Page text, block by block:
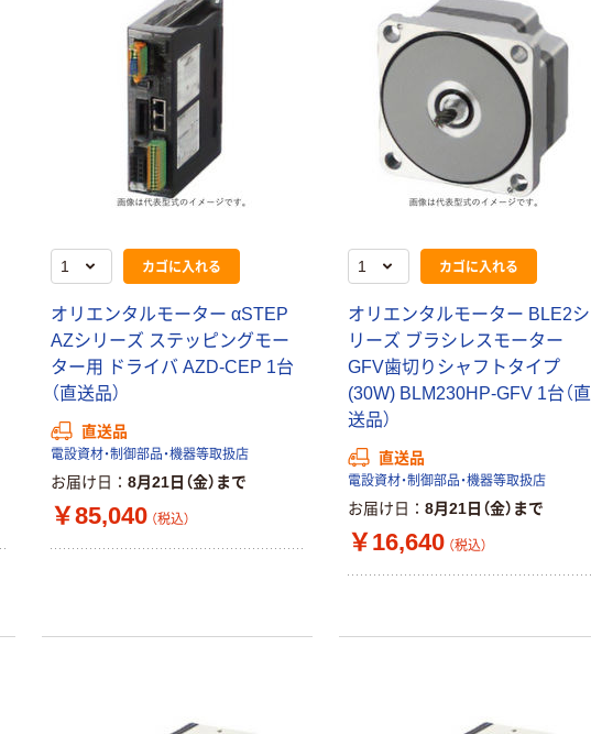
カゴに入れる
オリエンタルモーター αSTEP
AZシリーズ ステッピングモー
ター用 ドライバ AZD-CEP 1台
（直送品）
直送品
電設資材・制御部品・機器等取扱店
お届け日 8月21日（金）まで
￥85,040 （税込）
カゴに入れる
オリエンタルモーター BLE2シ
リーズ ブラシレスモーター
GFV歯切りシャフトタイプ
(30W) BLM230HP-GFV 1台（直
送品）
直送品
電設資材・制御部品・機器等取扱店
お届け日 8月21日（金）まで
￥16,640 （税込）